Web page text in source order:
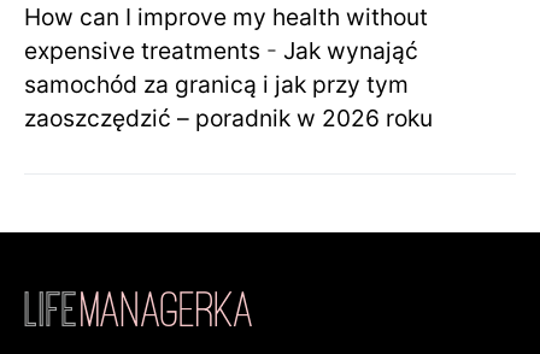
How can I improve my health without
expensive treatments - Jak wynająć
samochód za granicą i jak przy tym
zaoszczędzić – poradnik w 2026 roku